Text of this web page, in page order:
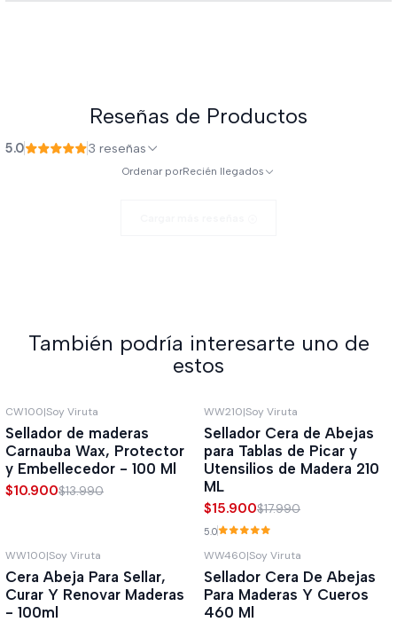
Reseñas de Productos
5.0 3 reseñas
Ordenar porRecién llegados
También podría interesarte uno de
estos
OFF
CW100|Soy Viruta
Sellador de maderas
Carnauba Wax, Protector
y Embellecedor - 100 Ml
$10.900$13.990
OFF
WW210|Soy Viruta
Sellador Cera de Abejas
para Tablas de Picar y
Utensilios de Madera 210
ML
$15.900$17.990
5.0
-13% OFF
WW100|Soy Viruta
Cera Abeja Para Sellar,
Curar Y Renovar Maderas
- 100ml
-7% OFF
WW460|Soy Viruta
Sellador Cera De Abejas
Para Maderas Y Cueros
460 Ml